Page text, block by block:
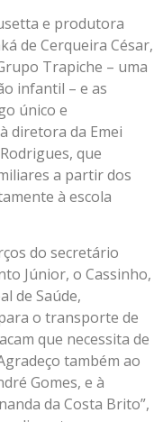
e produtora
de Cerqueira César,
Trapiche – uma
infantil – e as
único e
diretora da Emei
que
a partir dos
à escola
do secretário
Júnior, o Cassinho,
de Saúde,
o transporte de
que necessita de
também ao
Gomes, e à
da Costa Brito”,